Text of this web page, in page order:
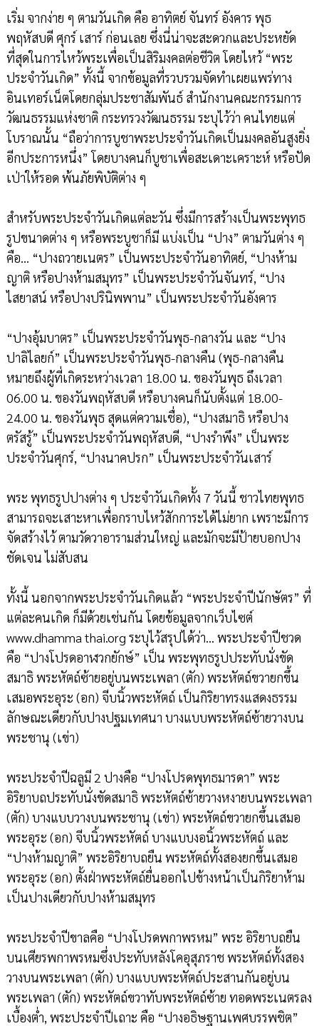
เริ่ม จากง่าย ๆ ตามวันเกิด คือ อาทิตย์ จันทร์ อังคาร พุธ
พฤหัสบดี ศุกร์ เสาร์ ก่อนเลย ซึ่งนี่น่าจะสะดวกและประหยัด
ที่สุดในการไหว้พระเพื่อเป็นสิริมงคลต่อชีวิต โดยไหว้ “พระ
ประจำวันเกิด” ทั้งนี้ จากข้อมูลที่รวบรวมจัดทำเผยแพร่ทาง
อินเทอร์เน็ตโดยกลุ่มประชาสัมพันธ์ สำนักงานคณะกรรมการ
วัฒนธรรมแห่งชาติ กระทรวงวัฒนธรรม ระบุไว้ว่า คนไทยแต่
โบราณนั้น “ถือว่าการบูชาพระประจำวันเกิดเป็นมงคลอันสูงยิ่ง
อีกประการหนึ่ง” โดยบางคนก็บูชาเพื่อสะเดาะเคราะห์ หรือปัด
เป่าให้รอด พ้นภัยพิบัติต่าง ๆ
สำหรับพระประจำวันเกิดแต่ละวัน ซึ่งมีการสร้างเป็นพระพุทธ
รูปขนาดต่าง ๆ หรือพระบูชาก็มี แบ่งเป็น “ปาง” ตามวันต่าง ๆ
คือ... “ปางถวายเนตร” เป็นพระประจำวันอาทิตย์, “ปางห้าม
ญาติ หรือปางห้ามสมุทร” เป็นพระประจำวันจันทร์, “ปาง
ไสยาสน์ หรือปางปรินิพพาน” เป็นพระประจำวันอังคาร
“ปางอุ้มบาตร” เป็นพระประจำวันพุธ-กลางวัน และ “ปาง
ปาลิไลยก์” เป็นพระประจำวันพุธ-กลางคืน (พุธ-กลางคืน
หมายถึงผู้ที่เกิดระหว่างเวลา 18.00 น. ของวันพุธ ถึงเวลา
06.00 น. ของวันพฤหัสบดี หรือบางคนก็นับตั้งแต่ 18.00-
24.00 น. ของวันพุธ สุดแต่ความเชื่อ), “ปางสมาธิ หรือปาง
ตรัสรู้” เป็นพระประจำวันพฤหัสบดี, “ปางรำพึง” เป็นพระ
ประจำวันศุกร์, “ปางนาคปรก” เป็นพระประจำวันเสาร์
พระ พุทธรูปปางต่าง ๆ ประจำวันเกิดทั้ง 7 วันนี้ ชาวไทยพุทธ
สามารถจะเสาะหาเพื่อกราบไหว้สักการะได้ไม่ยาก เพราะมีการ
จัดสร้างไว้ ตามวัดวาอารามส่วนใหญ่ และมักจะมีป้ายบอกปาง
ชัดเจน ไม่สับสน
ทั้งนี้ นอกจากพระประจำวันเกิดแล้ว “พระประจำปีนักษัตร” ที่
แต่ละคนเกิด ก็มีด้วยเช่นกัน โดยข้อมูลจากเว็บไซต์
www.dhamma thai.org ระบุไว้สรุปได้ว่า... พระประจำปีชวด
คือ “ปางโปรดอาฬวกยักษ์” เป็น พระพุทธรูปประทับนั่งขัด
สมาธิ พระหัตถ์ซ้ายอยู่บนพระเพลา (ตัก) พระหัตถ์ขวายกขึ้น
เสมอพระอุระ (อก) จีบนิ้วพระหัตถ์ เป็นกิริยาทรงแสดงธรรม
ลักษณะเดียวกับปางปฐมเทศนา บางแบบพระหัตถ์ซ้ายวางบน
พระชานุ (เข่า)
พระประจำปีฉลูมี 2 ปางคือ “ปางโปรดพุทธมารดา” พระ
อิริยาบถประทับนั่งขัดสมาธิ พระหัตถ์ซ้ายวางหงายบนพระเพลา
(ตัก) บางแบบวางบนพระชานุ (เข่า) พระหัตถ์ขวายกขึ้นเสมอ
พระอุระ (อก) จีบนิ้วพระหัตถ์ บางแบบงอนิ้วพระหัตถ์ และ
“ปางห้ามญาติ” พระอิริยาบถยืน พระหัตถ์ทั้งสองยกขึ้นเสมอ
พระอุระ (อก) ตั้งฝ่าพระหัตถ์ยื่นออกไปข้างหน้าเป็นกิริยาห้าม
เป็นปางเดียวกับปางห้ามสมุทร
พระประจำปีขาลคือ “ปางโปรดพกาพรหม” พระ อิริยาบถยืน
บนเศียรพกาพรหมซึ่งประทับหลังโคอุสุภราช พระหัตถ์ทั้งสอง
วางบนพระเพลา (ตัก) บางแบบพระหัตถ์ประสานกันอยู่บน
พระเพลา (ตัก) พระหัตถ์ขวาทับพระหัตถ์ซ้าย ทอดพระเนตรลง
เบื้องต่ำ, พระประจำปีเถาะ คือ “ปางอธิษฐานเพศบรรพชิต”